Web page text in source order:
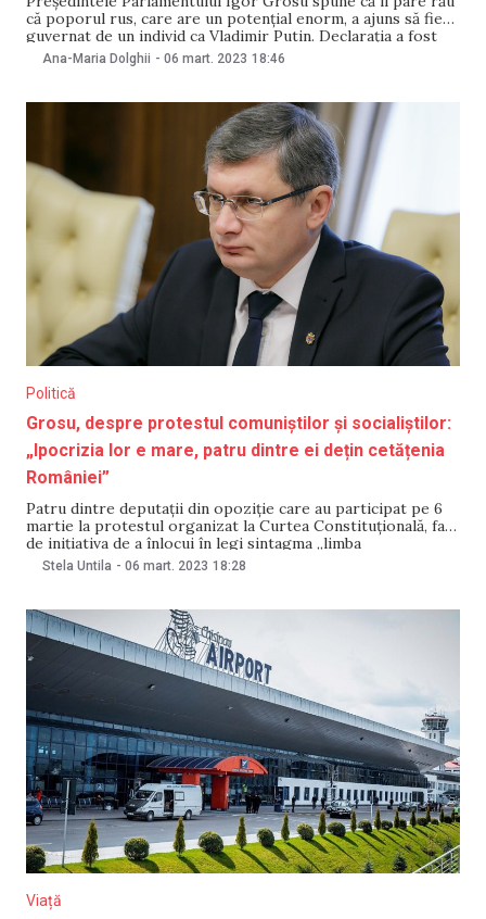
că poporul rus, care are un potențial enorm, a ajuns să fie
guvernat de un individ ca Vladimir Putin. Declarația a fost
făcută în cadrul ediției, din 6 martie, a emisiunii „La 360 de
grade”, de la Radio Moldova. „Mie îmi
Ana-Maria Dolghii - 06 mart. 2023 18:46
Politică
Grosu, despre protestul comuniștilor și socialiștilor:
„Ipocrizia lor e mare, patru dintre ei dețin cetățenia
României”
Patru dintre deputații din opoziție care au participat pe 6
martie la protestul organizat la Curtea Constituțională, față
de inițiativa de a înlocui în legi sintagma „limba
moldovenească/de stat” cu „limba română” sunt și cetățeni
Stela Untila - 06 mart. 2023 18:28
Viață